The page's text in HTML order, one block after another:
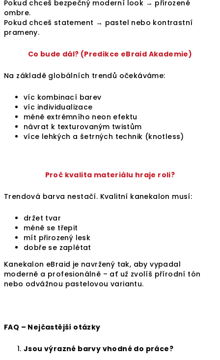
Pokud chceš bezpečný moderní look → přirozené
ombre.
Pokud chceš statement → pastel nebo kontrastní
prameny.
Co bude dál? (Predikce eBraid Akademie)
Na základě globálních trendů očekáváme:
víc kombinací barev
víc individualizace
méně extrémního neon efektu
návrat k texturovaným twistům
více lehkých a šetrných technik (knotless)
Proč kvalita materiálu hraje roli?
Trendová barva nestačí. Kvalitní kanekalon musí:
držet tvar
méně se třepit
mít přirozený lesk
dobře se zaplétat
Kanekalon eBraid je navržený tak, aby vypadal
moderně a profesionálně – ať už zvolíš přírodní tón
nebo odvážnou pastelovou variantu.
FAQ – Nejčastější otázky
Jsou výrazné barvy vhodné do práce?